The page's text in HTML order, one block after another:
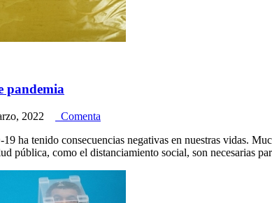
pandemia
2022
Comenta
ha tenido consecuencias negativas en nuestras vidas.
pública, como el distanciamiento social, son necesarias